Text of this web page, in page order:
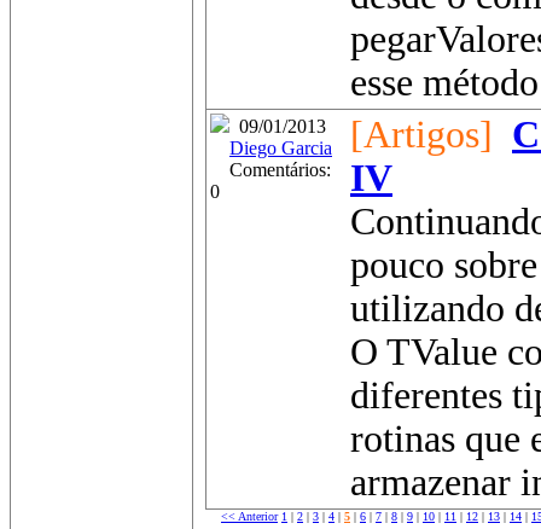
esse
09/01/2013
Diego Garcia
Comentários:
0
[Artigos]
IV
pouco
utilizando
O TValue
diferentes
rotinas que
armazenar
<< Anterior 1 | 2 | 3 | 4 | 5 | 6 | 7 | 8 | 9 | 10 | 11 | 12 | 13 | 14 |